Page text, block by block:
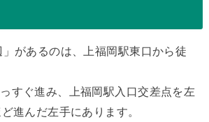
」があるのは、上福岡駅東口から徒
すぐ進み、上福岡駅入口交差点を左
進んだ左手にあります。